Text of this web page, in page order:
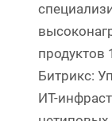
продуктов
Битрикс:
ИТ-